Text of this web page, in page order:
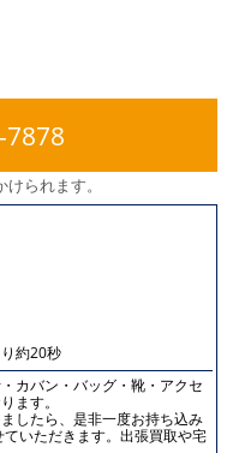
7878
られます。
約20秒
カバン・バッグ・靴・アクセ
ます。
したら、是非一度お持ち込み
いただきます。出張買取や宅